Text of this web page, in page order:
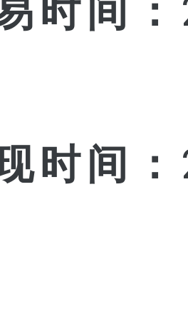
时间：
时间：